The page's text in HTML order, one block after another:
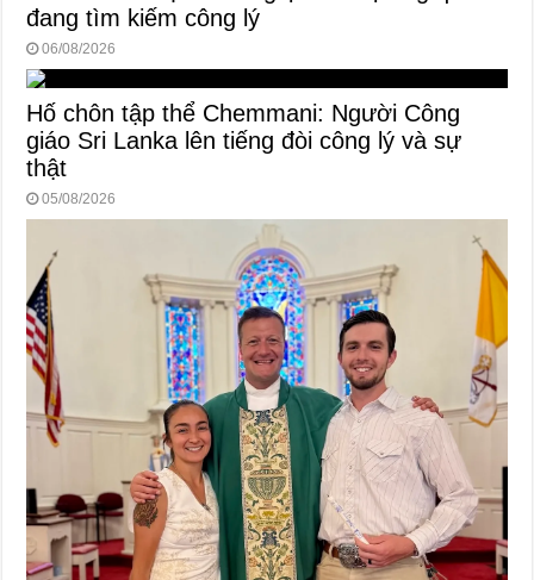
đang tìm kiếm công lý
06/08/2026
Hố chôn tập thể Chemmani: Người Công
giáo Sri Lanka lên tiếng đòi công lý và sự
thật
05/08/2026